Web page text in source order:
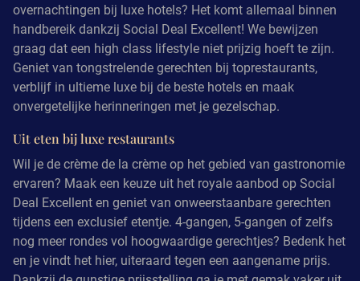
overnachtingen bij luxe hotels? Het komt allemaal binnen
handbereik dankzij Social Deal Excellent! We bewijzen
graag dat een high class lifestyle niet prijzig hoeft te zijn.
Geniet van tongstrelende gerechten bij toprestaurants,
verblijf in ultieme luxe bij de beste hotels en maak
onvergetelijke herinneringen met je gezelschap.
Uit eten bij luxe restaurants
Wil je de crème de la crème op het gebied van gastronomie
ervaren? Maak een keuze uit het royale aanbod op Social
Deal Excellent en geniet van onweerstaanbare gerechten
tijdens een exclusief etentje. 4-gangen, 5-gangen of zelfs
nog meer rondes vol hoogwaardige gerechtjes? Bedenk het
en je vindt het hier, uiteraard tegen een aangename prijs.